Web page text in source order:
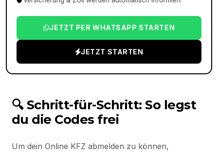
JETZT PER WHATSAPP STARTEN
JETZT STARTEN
🔍 Schritt-für-Schritt: So legst
du die Codes frei
Um dein Online KFZ abmelden zu können,